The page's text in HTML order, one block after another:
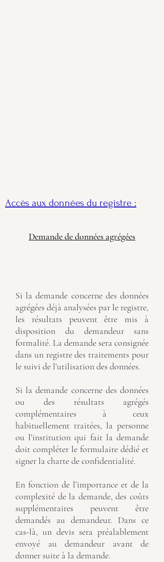
Accès aux données du registre :
Demande de données agrégées
Si la demande concerne des données
agrégées déjà analysées par le registre,
les résultats peuvent être mis à
disposition du demandeur sans
formalité. La demande sera consignée
dans un registre des traitements pour
le suivi de l’utilisation des données.
Si la demande concerne des données
ou des résultats agrégés
complémentaires à ceux
habituellement traitées, la personne
ou l’institution qui fait la demande
doit compléter le formulaire dédié et
signer la charte de confidentialité.
En fonction de l’importance et de la
complexité de la demande, des coûts
supplémentaires peuvent être
demandés au demandeur. Dans ce
cas-là, un devis sera préalablement
envoyé au demandeur avant de
donner suite à la demande.